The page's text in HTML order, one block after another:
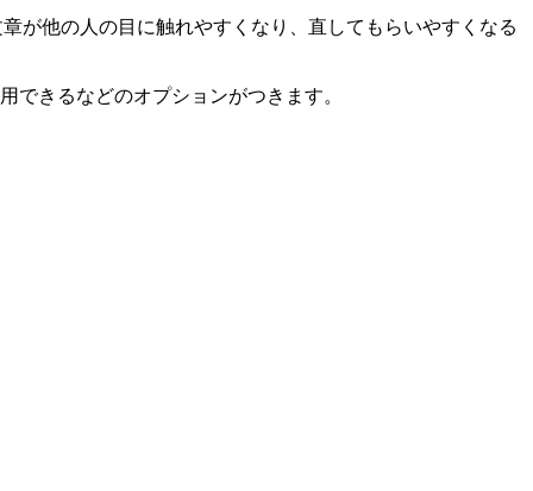
が他の人の目に触れやすくなり、直してもらいやすくなる
できるなどのオプションがつきます。